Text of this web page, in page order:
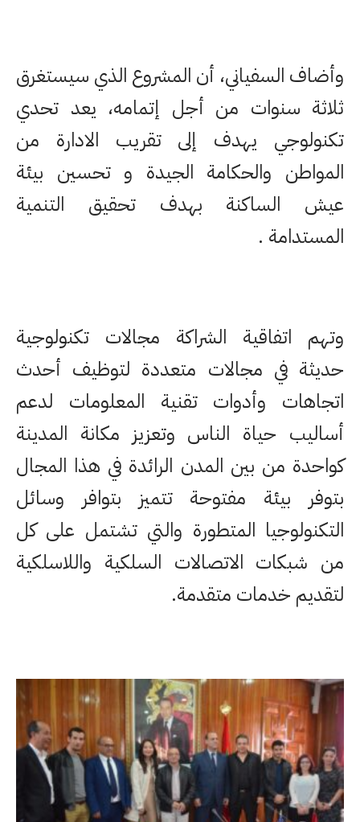
وأضاف السفياني، أن المشروع الذي سيستغرق
ثلاثة سنوات من أجل إتمامه، يعد تحدي
تكنولوجي يهدف إلى تقريب الادارة من
المواطن والحكامة الجيدة و تحسين بيئة
عيش الساكنة بهدف تحقيق التنمية
المستدامة .
وتهم اتفاقية الشراكة مجالات تكنولوجية
حديثة في مجالات متعددة لتوظيف أحدث
اتجاهات وأدوات تقنية المعلومات لدعم
أساليب حياة الناس وتعزيز مكانة المدينة
كواحدة من بين المدن الرائدة في هذا المجال
بتوفر بيئة مفتوحة تتميز بتوافر وسائل
التكنولوجيا المتطورة والتي تشتمل على كل
من شبكات الاتصالات السلكية واللاسلكية
لتقديم خدمات متقدمة.